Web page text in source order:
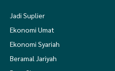
Jadi Suplier
Ekonomi Umat
Ekonomi Syariah
Beramal Jariyah